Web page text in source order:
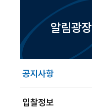
알림광장
공지사항
입찰정보